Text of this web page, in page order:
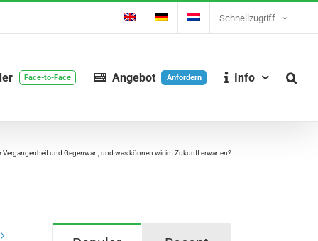
Schnellzugriff
Face-to-Face Angebot Anfordern Info
Vergangenheit und Gegenwart, und was können wir im Zukunft erwarten?